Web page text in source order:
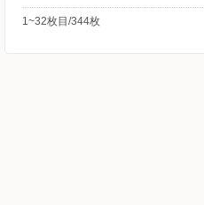
1~32枚目/344枚